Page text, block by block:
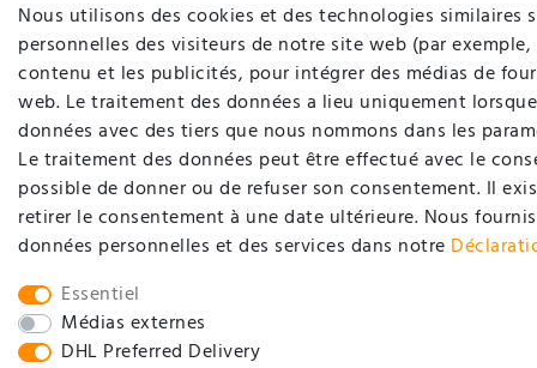
Nous utilisons des cookies et des technologies
personnelles des visiteurs de notre site web (par
contenu et les publicités, pour intégrer des médias de
web. Le traitement des données a lieu uniquement
données avec des tiers que nous nommons dans les
Le traitement des données peut être effectué avec le
possible de donner ou de refuser son consentement. Il
retirer le consentement à une date ultérieure. Nous
données personnelles et des services dans notre
Essentiel
Médias externes
DHL Preferred Delivery